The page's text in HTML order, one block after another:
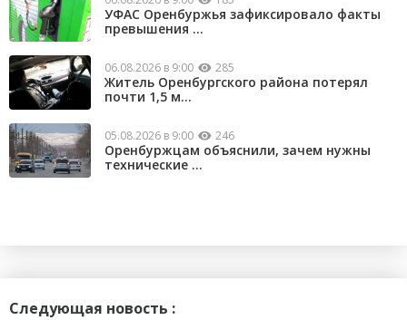
УФАС Оренбуржья зафиксировало факты
превышения ...
06.08.2026 в 9:00 285
Житель Оренбургского района потерял
почти 1,5 м...
05.08.2026 в 9:00 246
Оренбуржцам объяснили, зачем нужны
технические ...
Следующая новость :